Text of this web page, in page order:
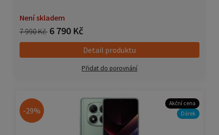
Není skladem
7 990 Kč 6 790 Kč
Detail produktu
Přidat do porovnání
-29%
Akční cena
Dárek